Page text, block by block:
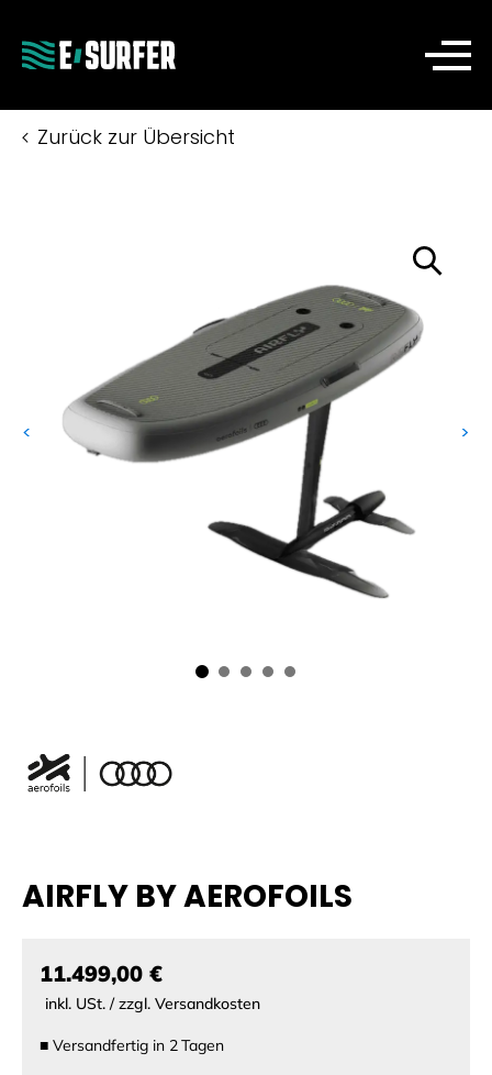
Zurück zur Übersicht
< >
AIRFLY BY AEROFOILS
11.499,00 €
inkl. USt. / zzgl. Versandkosten
■ Versandfertig in 2Tagen